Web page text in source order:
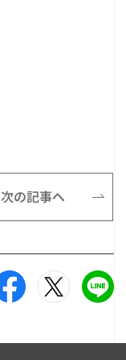
次の記事へ